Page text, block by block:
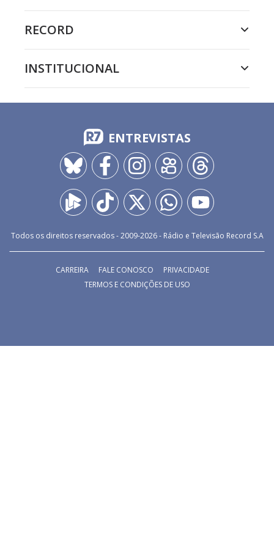
RECORD
INSTITUCIONAL
ENTREVISTAS
Todos os direitos reservados - 2009-2026- Rádio e Televisão Record S.A
CARREIRA FALE CONOSCO
PRIVACIDADE
TERMOS E CONDIÇÕES DE USO